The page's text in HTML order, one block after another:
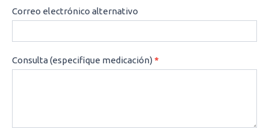
Correo electrónico alternativo
Consulta (especifique medicación)*